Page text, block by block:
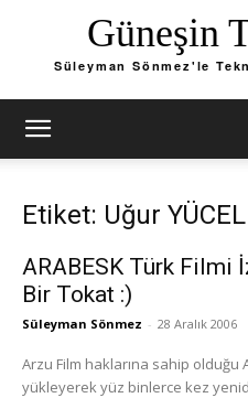
Güneşin
Süleyman Sönmez'le
Etiket: Uğur YÜCEL
ARABESK Türk Filmi
Bir Tokat :)
Süleyman Sönmez - 28 Aralık 2006
Arzu Film haklarına sahip
yükleyerek yüz binlerce kez